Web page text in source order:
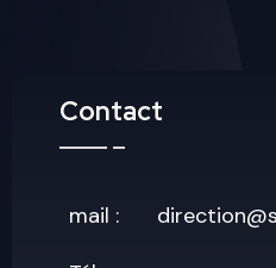
Contact
mail :